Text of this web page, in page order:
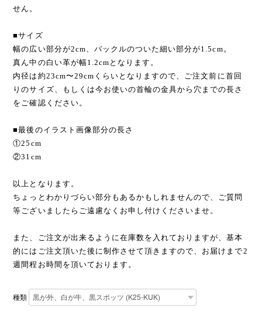
せん。
■サイズ
幅の広い部分が2cm、バックルのついた細い部分が1.5cm。
真ん中の白い革が幅1.2cmとなります。
内径は約23cm〜29cmくらいとなりますので、ご注文前に首回
りのサイズ、もしくは今お使いの首輪の金具から穴までの長さ
をご確認ください。
■最後のイラスト画像部分の長さ
①25cm
②31cm
以上となります。
ちょっとわかりづらい部分もあるかもしれませんので、ご質問
等ございましたらご遠慮なくお申し付けくださいませ。
また、ご注文が出来るように在庫数を入れておりますが、基本
的にはご注文頂いた後に制作させて頂きますので、お届けまで2
週間程お時間を頂いております。
種類